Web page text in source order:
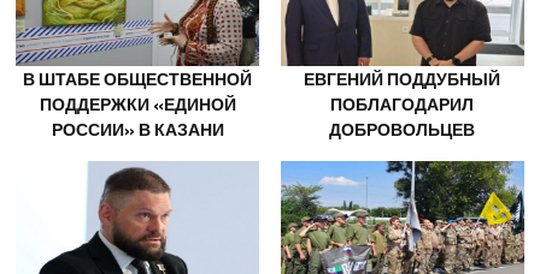
В ШТАБЕ ОБЩЕСТВЕННОЙ
ПОДДЕРЖКИ «ЕДИНОЙ
РОССИИ» В КАЗАНИ
ФИЛОСОФСКОЙ
ЖИВОПИСИ
ЕВГЕНИЙ ПОДДУБНЫЙ
ПОБЛАГОДАРИЛ
ДОБРОВОЛЬЦЕВ
ЗА МУЖЕСТВО В СПАСЕНИИ
ПОСТРАДАВШИХ ОТ
ОБСТРЕЛОВ